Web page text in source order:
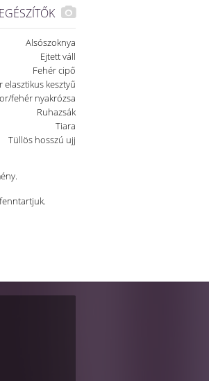
Alsószoknya
Ejtett váll
Fehér cipő
elasztikus kesztyű
fehér nyakrózsa
Ruhazsák
Tiara
Tüllös hosszú ujj